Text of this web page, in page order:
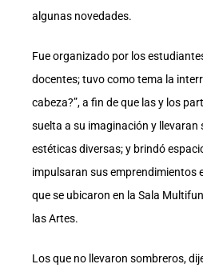
algunas novedades.
Fue organizado por los
docentes; tuvo como tema la
cabeza?”, a fin de que las y los
suelta a su imaginación y
estéticas diversas; y brindó
impulsaran sus emprendimientos
que se ubicaron en la Sala
las Artes.
Los que no llevaron sombreros,